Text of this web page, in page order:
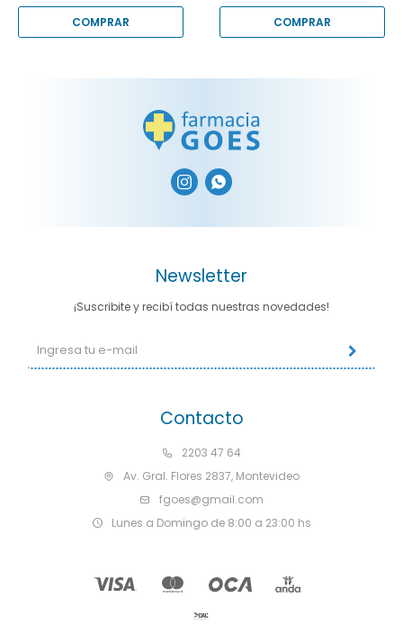
 
Contacto
2203 47 64
Av. Gral. Flores 2837, Montevideo
fgoes@gmail.com
Lunes a Domingo de 8:00 a 23:00 hs
Newsletter
¡Suscribite y recibí todas nuestras novedades!